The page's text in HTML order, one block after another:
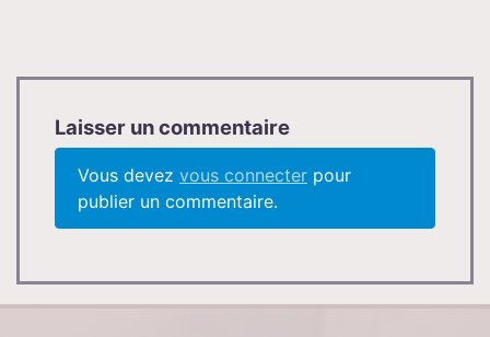
Laisser un commentaire
Vous devez vous connecter pour
publier un commentaire.